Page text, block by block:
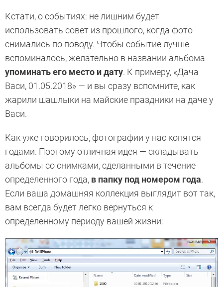
Кстати, о событиях: не лишним будет
использовать совет из прошлого, когда фото
снимались по поводу. Чтобы событие лучше
вспоминалось, желательно в названии альбома
упоминать его место и дату. К примеру, «Дача
Васи, 01.05.2018» — и вы сразу вспомните, как
жарили шашлыки на майские праздники на даче у
Васи.
Как уже говорилось, фотографии у нас копятся
годами. Поэтому отличная идея — складывать
альбомы со снимками, сделанными в течение
определенного года, в папку под номером года.
Если ваша домашняя коллекция выглядит вот так,
вам всегда будет легко вернуться к
определенному периоду вашей жизни: